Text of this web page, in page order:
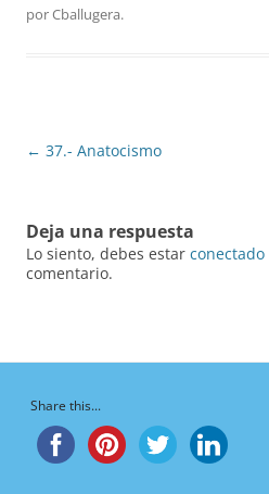
porCballugera.
Navegación
← 37.- Anatocismo
Deja una respuesta
Lo siento, debes estar conectado
comentario.
Share this...